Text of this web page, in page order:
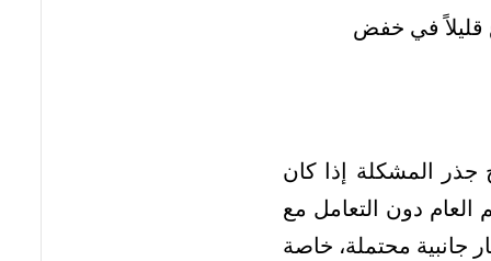
قليلاً في خفض
جذر المشكلة إذا كان
العام دون التعامل مع
جانبية محتملة، خاصة